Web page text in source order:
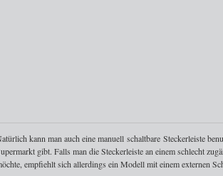
kann man auch eine manuell schaltbare Steckerleiste
gibt. Falls man die Steckerleiste an einem schlecht
empfiehlt sich allerdings ein Modell mit einem externen